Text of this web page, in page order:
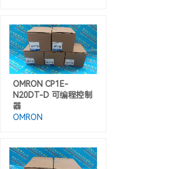
OMRON CP1E-
N20DT-D 可编程控制
器
OMRON